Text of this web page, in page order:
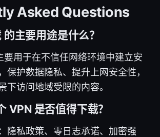
Asked Questions
主要用途是什么？
要用于在不信任网络环境中建立安
保护数据隐私、提升上网安全性，
下访问地域受限的内容。
VPN 是否值得下载？
隐私政策、零日志承诺、加密强